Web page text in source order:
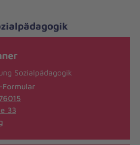
Sozialpädagogik
33